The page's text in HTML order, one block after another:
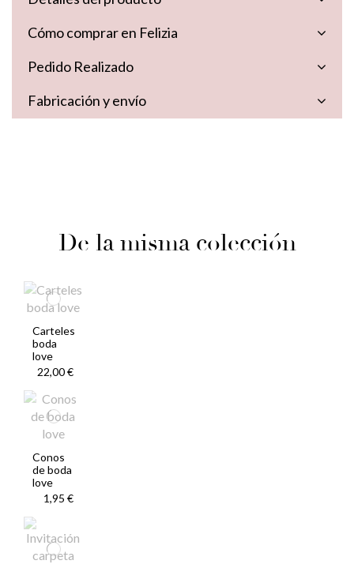
Cómo comprar en Felizia
Pedido Realizado
Fabricación y envío
De la misma colección
Carteles
boda
love
22,00 €
Conos
de boda
love
1,95 €